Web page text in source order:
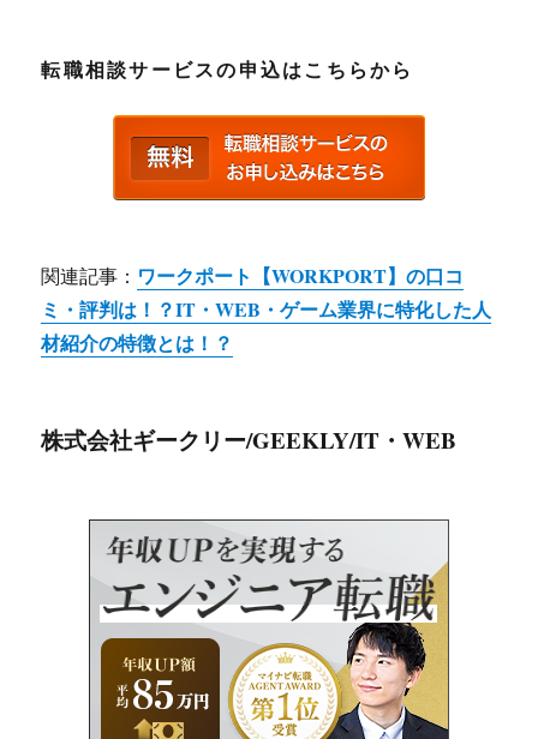
転職相談サービスの申込はこちらから
関連記事： ワークポート【WORKPORT】の口コ
ミ・評判は！？IT・WEB・ゲーム業界に特化した人
材紹介の特徴とは！？
株式会社ギークリー/GEEKLY/IT・WEB